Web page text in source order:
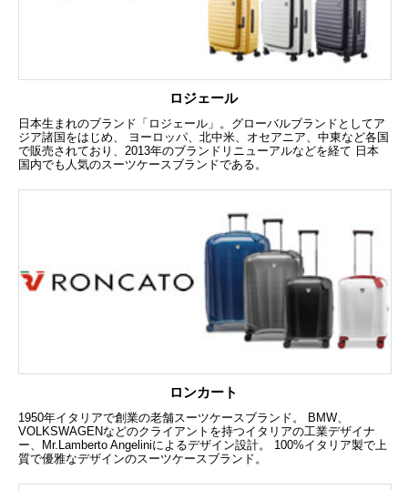
ロジェール
日本生まれのブランド「ロジェール」。グローバルブランドとしてア
ジア諸国をはじめ、 ヨーロッパ、北中米、オセアニア、中東など各国
で販売されており、2013年のブランドリニューアルなどを経て 日本
国内でも人気のスーツケースブランドである。
ロンカート
1950年イタリアで創業の老舗スーツケースブランド。 BMW、
VOLKSWAGENなどのクライアントを持つイタリアの工業デザイナ
ー、Mr.Lamberto Angeliniによるデザイン設計。 100%イタリア製で上
質で優雅なデザインのスーツケースブランド。